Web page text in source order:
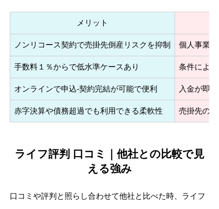
メリット
ノンリコース契約で売掛先倒産リスクを抑制 個人事業
手数料１％からで低水準ケースあり 条件によ
オンラインで申込‐契約完結が可能で便利 入金が即
赤字決算や債務超過でも利用できる柔軟性 売掛先の
ライフ評判 口コミ｜他社との比較で見
える強み
口コミや評判と照らし合わせて他社と比べた時、ライフ